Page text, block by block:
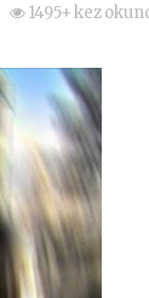
1495+ kez